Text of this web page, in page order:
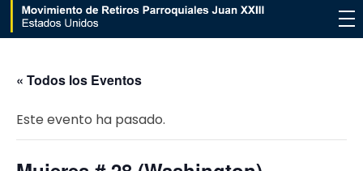
Movimiento de Retiros Parroquiales Juan XXIII - Estados Unidos
« Todos los Eventos
Este evento ha pasado.